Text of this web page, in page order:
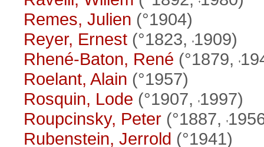
Remes, Julien (°1904)
Reyer, Ernest (°1823, 1909)
Rhené-Baton, René (°1879,
Roelant, Alain (°1957)
Rosquin, Lode (°1907, 1997)
Roupcinsky, Peter (°1887,
Rubenstein, Jerrold (°1941)